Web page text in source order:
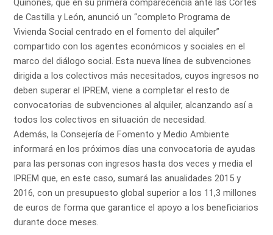
Quiñones, que en su primera comparecencia ante las Cortes
de Castilla y León, anunció un “completo Programa de
Vivienda Social centrado en el fomento del alquiler”
compartido con los agentes económicos y sociales en el
marco del diálogo social. Esta nueva línea de subvenciones
dirigida a los colectivos más necesitados, cuyos ingresos no
deben superar el IPREM, viene a completar el resto de
convocatorias de subvenciones al alquiler, alcanzando así a
todos los colectivos en situación de necesidad.
Además, la Consejería de Fomento y Medio Ambiente
informará en los próximos días una convocatoria de ayudas
para las personas con ingresos hasta dos veces y media el
IPREM que, en este caso, sumará las anualidades 2015 y
2016, con un presupuesto global superior a los 11,3 millones
de euros de forma que garantice el apoyo a los beneficiarios
durante doce meses.